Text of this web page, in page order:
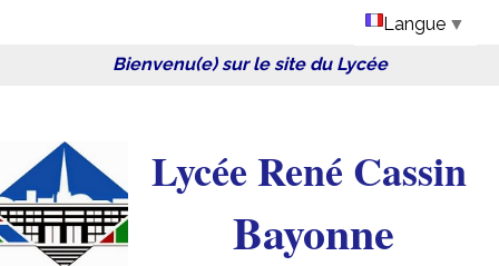
Bienvenu(e) sur le site du Lycée
Lycée René Cassin
Bayonne
Langue ▼